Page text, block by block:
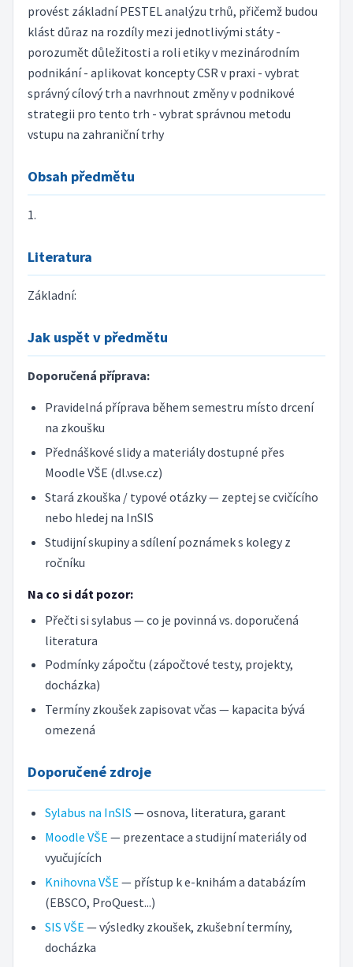
provést základní PESTEL analýzu trhů, přičemž budou
klást důraz na rozdíly mezi jednotlivými státy -
porozumět důležitosti a roli etiky v mezinárodním
podnikání - aplikovat koncepty CSR v praxi - vybrat
správný cílový trh a navrhnout změny v podnikové
strategii pro tento trh - vybrat správnou metodu
vstupu na zahraniční trhy
Obsah předmětu
1.
Literatura
Základní:
Jak uspět v předmětu
Doporučená příprava:
Pravidelná příprava během semestru místo drcení
na zkoušku
Přednáškové slidy a materiály dostupné přes
Moodle VŠE (dl.vse.cz)
Stará zkouška / typové otázky — zeptej se cvičícího
nebo hledej na InSIS
Studijní skupiny a sdílení poznámek s kolegy z
ročníku
Na co si dát pozor:
Přečti si sylabus — co je povinná vs. doporučená
literatura
Podmínky zápočtu (zápočtové testy, projekty,
docházka)
Termíny zkoušek zapisovat včas — kapacita bývá
omezená
Doporučené zdroje
Sylabus na InSIS — osnova, literatura, garant
Moodle VŠE — prezentace a studijní materiály od
vyučujících
Knihovna VŠE — přístup k e-knihám a databázím
(EBSCO, ProQuest...)
SIS VŠE — výsledky zkoušek, zkušební termíny,
docházka